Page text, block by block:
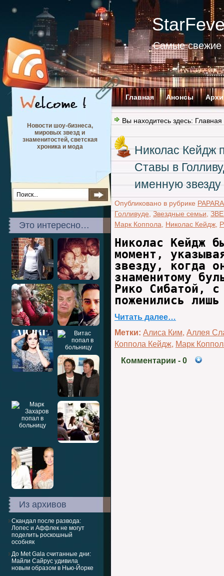
Самые свежие
Главная Анонсы
Новости шоу-бизнеса,
мировых звезд и
знаменитостей, светская
хроника и мода
Это интересно…
Из архивов
Скандал после развода:
Лопес и Аффлек не могут
поделить роскошный
особняк
До Met Gala считанные дни:
Майли Сайрус удивила
новым образом в Нью-Йорке
Вы находитесь здесь: Главная
Николас Кейдж
Ставы в
именную
Опубликовано в рубрике
Голливуде,Звездные семьи,
Марк Коппола
Николас Кейдж
Николас Кейдж
момент,
звезду, когда
знаменитому
Рико Сибатой, с
поженились
Читать далее…
Метки: Алиса Ким, Аллея
Коппола Кейдж, Марк
Комментарии - 0